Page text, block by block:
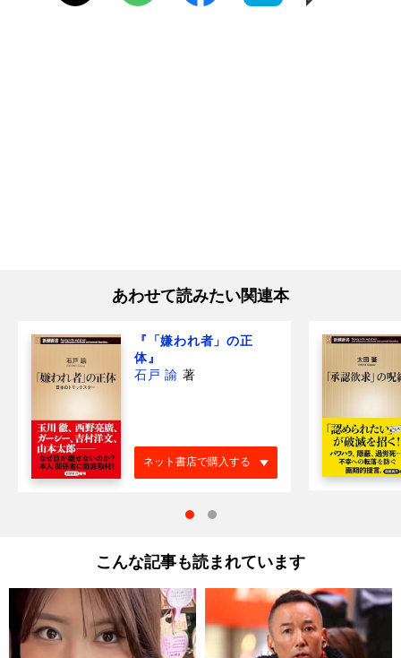
あわせて読みたい関連本
『「嫌われ者」の正
体』
石戸 諭 著
ネット書店で購入する
こんな記事も読まれています